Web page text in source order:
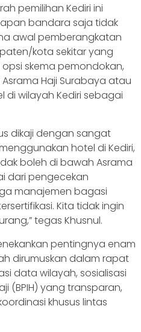
pemilihan Kediri ini
bandara saja tidak
awal pemberangkatan
kota sekitar yang
skema pemondokan,
Haji Surabaya atau
wilayah Kediri sebagai
dikaji dengan sangat
hotel di Kediri,
boleh di bawah Asrama
dari pengecekan
manajemen bagasi
Kita tidak ingin
tegas Khusnul.
pentingnya enam
dirumuskan dalam rapat
data wilayah, sosialisasi
(BPIH) yang transparan,
khusus lintas